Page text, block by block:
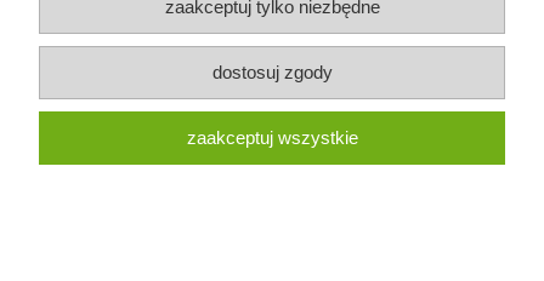
15,00 zł
do koszyka
« 1 2 3 4 5 6 »
zaakceptuj tylko niezbędne
dostosuj zgody
zaakceptuj wszystkie